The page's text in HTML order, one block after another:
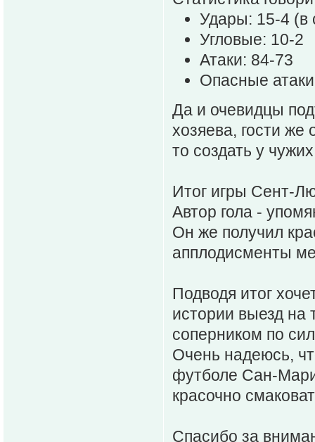
Удары: 15-4 (в
Угловые: 10-2
Атаки: 84-73
Опасные
Да и очевидцы
хозяева, гости же
то создать у
Итог игры Сент-
Автор гола -
Он же получил
апплодисменты
Подводя итог
истории выезд на
соперником по
Очень надеюсь,
футболе Сан-
красочно
Спасибо за